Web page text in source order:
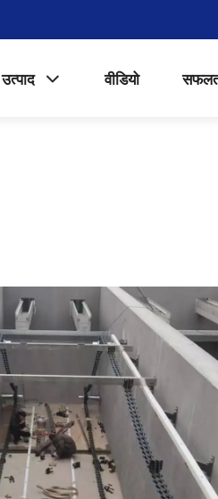
उत्पाद वीडियो